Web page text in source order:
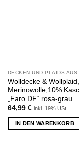
Wolldecke &
Merinowolle,10%
„Faro DF“ rosa-grau
64,99 € inkl. 19% USt.
IN DEN WARENKORB